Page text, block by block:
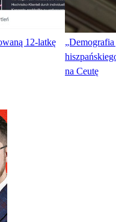
12-latkę
na Ceutę